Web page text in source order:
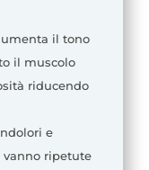
il tono
il muscolo
riducendo
e
vanno ripetute